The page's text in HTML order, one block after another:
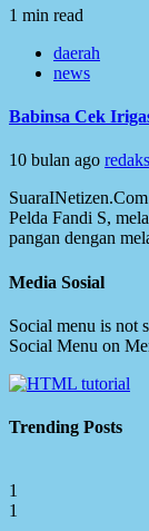
1 min read
daerah
news
Babinsa Cek
10 bulan ago
Pelda Fandi S,
pangan dengan
Media Sosial
Social menu is not
Social Menu on
Trending Posts
1
1